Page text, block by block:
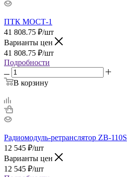
ПТК МОСТ-1
41 808.75 ₽/шт
Варианты цен
41 808.75 ₽/шт
Подробности
В корзину
Радиомодуль-ретранслятор ZB-110S
12 545 ₽/шт
Варианты цен
12 545 ₽/шт